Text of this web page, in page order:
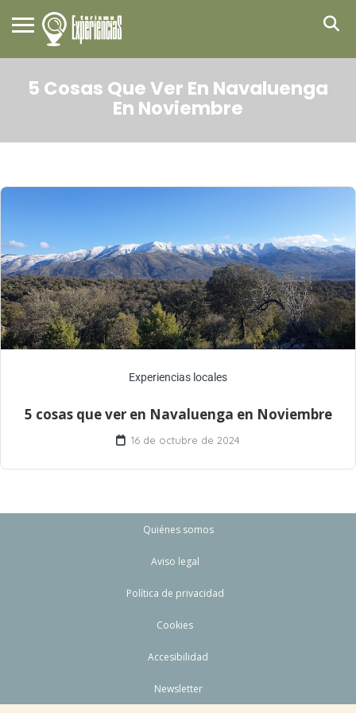
5 Cosas Que Ver En Navaluenga
En Noviembre
Experiencias locales
5 cosas que ver en Navaluenga en Noviembre
16 de octubre de 2024
Quiénes somos
Aviso legal
Política de privacidad
Cookies
Accesibilidad
Newsletter